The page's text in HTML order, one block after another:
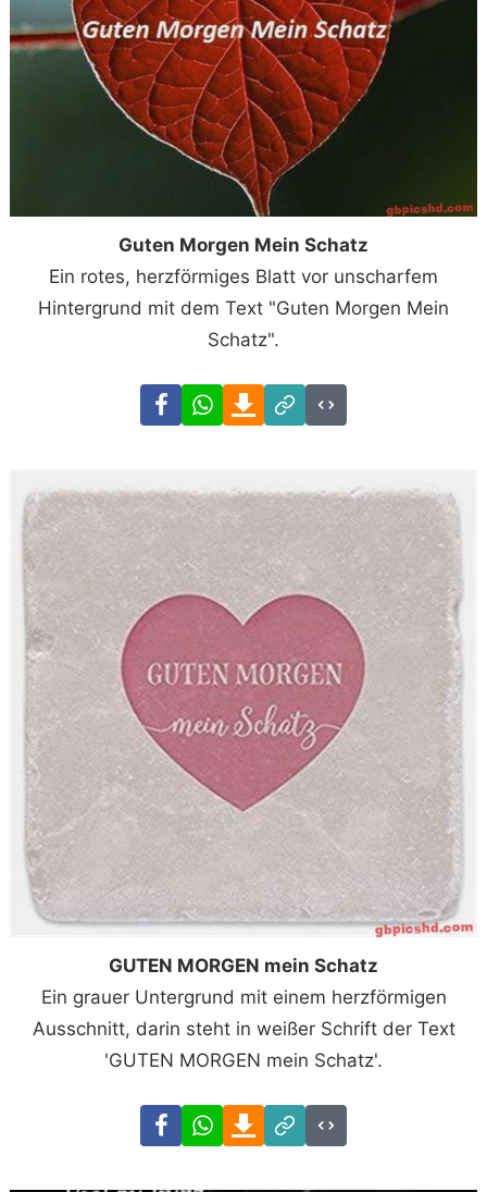
Guten Morgen Mein Schatz
Ein rotes, herzförmiges Blatt vor unscharfem
Hintergrund mit dem Text "Guten Morgen Mein
Schatz".
FacebookWhatsAppDownload
Link
Code
GUTEN MORGEN mein Schatz
Ein grauer Untergrund mit einem herzförmigen
Ausschnitt, darin steht in weißer Schrift der Text
'GUTEN MORGEN mein Schatz'.
FacebookWhatsAppDownload
Link
Code